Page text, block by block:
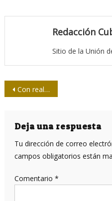
Redacción
Sitio de la Unión
Navegación
entradas
Con realismo
Deja una respuesta
Tu dirección de correo
campos obligatorios están
Comentario *